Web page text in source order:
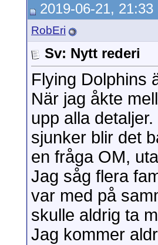
2019-06-21, 21:33
RobEri
Sv: Nytt rederi
Flying Dolphins
När jag åkte
upp alla
sjunker blir det
en fråga OM,
Jag såg flera
var med på
skulle aldrig ta
Jag kommer